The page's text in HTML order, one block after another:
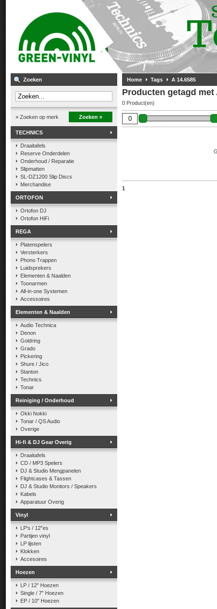
Zoeken
» Zoeken op merk Zoeken »
TECHNICS
Draaitafels
Reserve Onderdelen
Onderhoud / Reparatie
Slipmatten
SL-DZ1200 Slip Discs
Merchandise
ORTOFON
Ortofon DJ
Ortofon HiFi
REGA
Platenspelers
Versterkers
Phono Trappen
Luidsprekers
Elementen & Naalden
Toonarmen
All-in-one Systemen
Accessoires
Elementen & Naalden
Audio Technica
Denon
Goldring
Grado
Pickering
Shure / Jico
Stanton
Technics
Tonar
Reiniging / Onderhoud
Okki Nokki
Tonar / QS Audio
Overige
Hi-fi & DJ Gear Overig
Draaitafels
CD / MP3 Spelers
DJ & Studio Mengpanelen
Flightcases & Tassen
DJ & Studio Monitors / Speakers
Kabels
Apparatuur Overig
Vinyl
LP's / 12"es
Partijen vinyl
LP lijsten
Klokken
Accesoires
Hoezen
LP / 12" Hoezen
Single / 7" Hoezen
EP / 10" Hoezen
Home Tags A 14.6585
Producten getagd met
0 Product(en)
1